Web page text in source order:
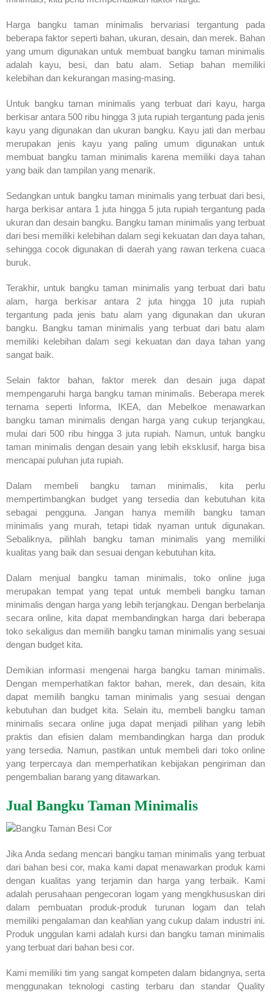
Harga bangku taman minimalis bervariasi tergantung pada
beberapa faktor seperti bahan, ukuran, desain, dan merek. Bahan
yang umum digunakan untuk membuat bangku taman minimalis
adalah kayu, besi, dan batu alam. Setiap bahan memiliki
kelebihan dan kekurangan masing-masing.
Untuk bangku taman minimalis yang terbuat dari kayu, harga
berkisar antara 500 ribu hingga 3 juta rupiah tergantung pada jenis
kayu yang digunakan dan ukuran bangku. Kayu jati dan merbau
merupakan jenis kayu yang paling umum digunakan untuk
membuat bangku taman minimalis karena memiliki daya tahan
yang baik dan tampilan yang menarik.
Sedangkan untuk bangku taman minimalis yang terbuat dari besi,
harga berkisar antara 1 juta hingga 5 juta rupiah tergantung pada
ukuran dan desain bangku. Bangku taman minimalis yang terbuat
dari besi memiliki kelebihan dalam segi kekuatan dan daya tahan,
sehingga cocok digunakan di daerah yang rawan terkena cuaca
buruk.
Terakhir, untuk bangku taman minimalis yang terbuat dari batu
alam, harga berkisar antara 2 juta hingga 10 juta rupiah
tergantung pada jenis batu alam yang digunakan dan ukuran
bangku. Bangku taman minimalis yang terbuat dari batu alam
memiliki kelebihan dalam segi kekuatan dan daya tahan yang
sangat baik.
Selain faktor bahan, faktor merek dan desain juga dapat
mempengaruhi harga bangku taman minimalis. Beberapa merek
ternama seperti Informa, IKEA, dan Mebelkoe menawarkan
bangku taman minimalis dengan harga yang cukup terjangkau,
mulai dari 500 ribu hingga 3 juta rupiah. Namun, untuk bangku
taman minimalis dengan desain yang lebih eksklusif, harga bisa
mencapai puluhan juta rupiah.
Dalam membeli bangku taman minimalis, kita perlu
mempertimbangkan budget yang tersedia dan kebutuhan kita
sebagai pengguna. Jangan hanya memilih bangku taman
minimalis yang murah, tetapi tidak nyaman untuk digunakan.
Sebaliknya, pilihlah bangku taman minimalis yang memiliki
kualitas yang baik dan sesuai dengan kebutuhan kita.
Dalam menjual bangku taman minimalis, toko online juga
merupakan tempat yang tepat untuk membeli bangku taman
minimalis dengan harga yang lebih terjangkau. Dengan berbelanja
secara online, kita dapat membandingkan harga dari beberapa
toko sekaligus dan memilih bangku taman minimalis yang sesuai
dengan budget kita.
Demikian informasi mengenai harga bangku taman minimalis.
Dengan memperhatikan faktor bahan, merek, dan desain, kita
dapat memilih bangku taman minimalis yang sesuai dengan
kebutuhan dan budget kita. Selain itu, membeli bangku taman
minimalis secara online juga dapat menjadi pilihan yang lebih
praktis dan efisien dalam membandingkan harga dan produk
yang tersedia. Namun, pastikan untuk membeli dari toko online
yang terpercaya dan memperhatikan kebijakan pengiriman dan
pengembalian barang yang ditawarkan.
Jual Bangku Taman Minimalis
Jika Anda sedang mencari bangku taman minimalis yang terbuat
dari bahan besi cor, maka kami dapat menawarkan produk kami
dengan kualitas yang terjamin dan harga yang terbaik. Kami
adalah perusahaan pengecoran logam yang mengkhususkan diri
dalam pembuatan produk-produk turunan logam dan telah
memiliki pengalaman dan keahlian yang cukup dalam industri ini.
Produk unggulan kami adalah kursi dan bangku taman minimalis
yang terbuat dari bahan besi cor.
Kami memiliki tim yang sangat kompeten dalam bidangnya, serta
menggunakan teknologi casting terbaru dan standar Quality